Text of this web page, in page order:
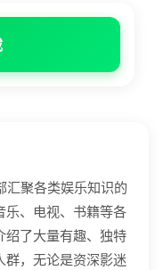
汇聚各类娱乐知识的
乐、电视、书籍等各
绍了大量有趣、独特
群，无论是资深影迷